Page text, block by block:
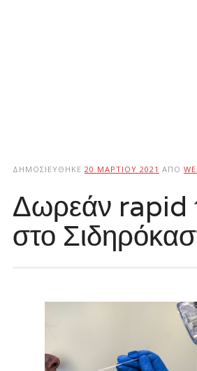
ΔΗΜΟΣΙΕΎΘΗΚΕ 20 ΜΑΡΤΊΟΥ 2021 ΑΠΌ
Δωρεάν rapid
στο